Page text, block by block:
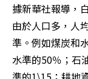
據新華社報導，
由於人口多，人
準。例如煤炭和
水準的50％；石